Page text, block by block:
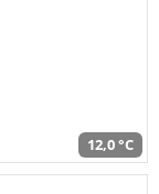
12,0 °C